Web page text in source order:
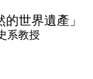
的世界遺產 」
系教授